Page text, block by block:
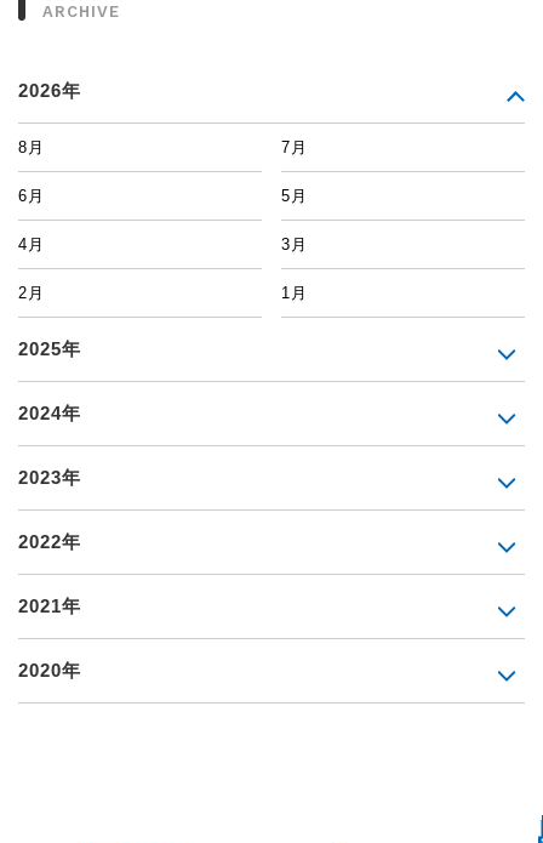
ARCHIVE
2026年
8月 7月
6月 5月
4月 3月
2月 1月
2025年
2024年
2023年
2022年
2021年
2020年